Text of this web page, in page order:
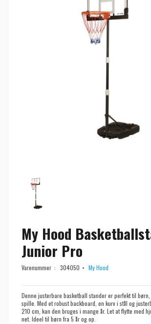
My Hood
Junior Pro
Varenummer : 304050 My Hood
Denne justerbare basketball stander er perfekt til
spille. Med et robust backboard, en kurv i stål og
210 cm, kan den bruges i mange år. Let at flytte med
net. Ideel til børn fra 5 år og op.